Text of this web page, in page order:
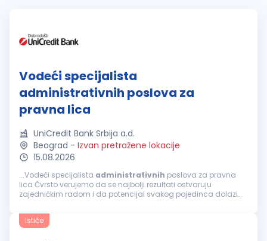
Vodeći specijalista
administrativnih poslova za
pravna lica
UniCredit Bank Srbija a.d.
Beograd - Izvan pretražene lokacije
15.08.2026
...Vodeći specijalista administrativnih poslova za pravna
lica Čvrsto verujemo da se najbolji rezultati ostvaruju
zajedničkim radom i da potencijal svakog pojedinca dolazi
saradnju. Naš fokus...
Ističe